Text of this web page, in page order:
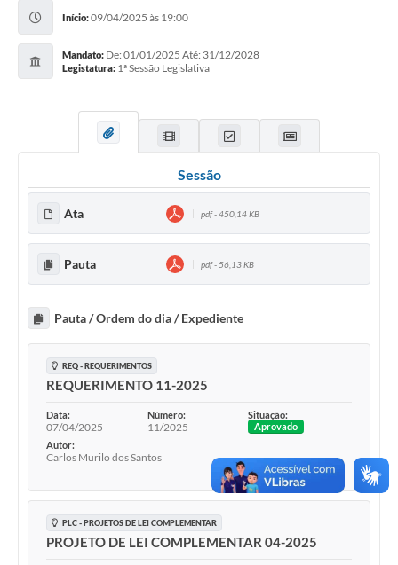
Início:09/04/2025 às 19:00
Mandato: De: 01/01/2025 Até: 31/12/2028
Legistatura: 1ª Sessão Legislativa
Sessão
Ata pdf - 450,14 KB
Pauta pdf - 56,13 KB
Pauta / Ordem do dia / Expediente
REQ - REQUERIMENTOS
REQUERIMENTO 11-2025
Data:
07/04/2025
Número:
11/2025
Situação:
Aprovado
Autor:
Carlos Murilo dos Santos
PLC - PROJETOS DE LEI COMPLEMENTAR
PROJETO DE LEI COMPLEMENTAR 04-2025